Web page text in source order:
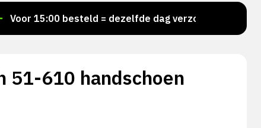
besteld = dezelfde dag verzonden
51-610 handschoen